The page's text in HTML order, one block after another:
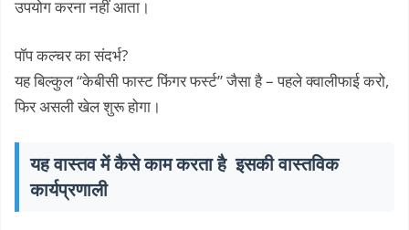
उपयोग करना नहीं आता।
पॉप कल्चर का संदर्भ?
यह बिल्कुल “केबीसी फास्ट फिंगर फर्स्ट” जैसा है – पहले क्वालीफाई करो,
फिर असली खेल शुरू होगा।
यह वास्तव में कैसे काम करता है इसकी वास्तविक
कार्यप्रणाली